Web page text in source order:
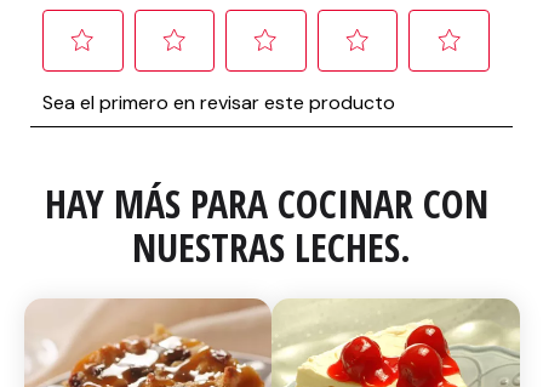
HAY MÁS PARA COCINAR CON
NUESTRAS LECHES.